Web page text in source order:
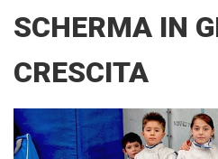
SCHERMA IN
CRESCITA